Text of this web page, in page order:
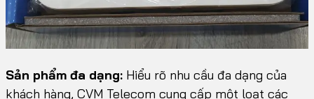
Sản phẩm đa dạng: Hiểu rõ nhu cầu đa dạng của
khách hàng, CVM Telecom cung cấp một loạt các